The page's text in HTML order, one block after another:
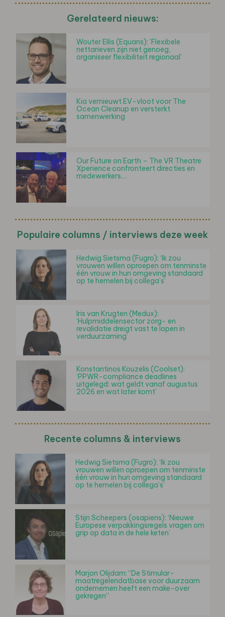
Gerelateerd nieuws:
Wouter Ellis (Equans): 'Flexibele
nettarieven zijn niet genoeg,
organiseer flexibiliteit regionaal'
Kia vernieuwt EV-vloot voor The
Ocean Cleanup en versterkt
samenwerking
Our Future on Earth – The VR Theatre
Xperience confronteert directies en
medewerkers…
Populaire columns / interviews deze week
Hedwig Sietsma (Fugro): ‘Ik zou
vrouwen willen oproepen om tenminste
één vrouw in hun omgeving standaard
op te hemelen bij collega’s’
Iris van Krugten (Medux):
‘Hulpmiddelensector zorg- en
revalidatie dreigt vast te lopen in
verduurzaming’
Konstantinos Kouzelis (Coolset):
‘PPWR-compliance deadlines
uitgelegd: wat geldt vanaf augustus
2026 en wat later komt’
Recente columns & interviews
Hedwig Sietsma (Fugro): ‘Ik zou
vrouwen willen oproepen om tenminste
één vrouw in hun omgeving standaard
op te hemelen bij collega’s’
Stijn Scheepers (osapiens): ‘Nieuwe
Europese verpakkingsregels vragen om
grip op data in de hele keten’
Marjon Olijdam: “De Stimular-
maatregelendatbase voor duurzaam
ondernemen heeft een make-over
gekregen”